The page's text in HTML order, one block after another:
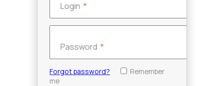
Login
Password
Forgot password?
Remember
me